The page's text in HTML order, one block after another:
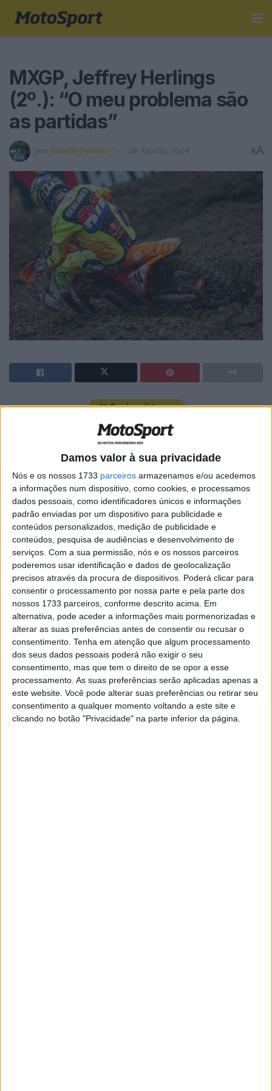
Damos valor à sua privacidade
Nós e os nossos 1733 parceiros armazenamos e/ou acedemos
a informações num dispositivo, como cookies, e processamos
dados pessoais, como identificadores únicos e informações
padrão enviadas por um dispositivo para publicidade e
conteúdos personalizados, medição de publicidade e
conteúdos, pesquisa de audiências e desenvolvimento de
serviços. Com a sua permissão, nós e os nossos parceiros
poderemos usar identificação e dados de geolocalização
precisos através da procura de dispositivos. Poderá clicar para
consentir o processamento por nossa parte e pela parte dos
nossos 1733 parceiros, conforme descrito acima. Em
alternativa, pode aceder a informações mais pormenorizadas e
alterar as suas preferências antes de consentir ou recusar o
consentimento. Tenha em atenção que algum processamento
dos seus dados pessoais poderá não exigir o seu
consentimento, mas que tem o direito de se opor a esse
processamento. As suas preferências serão aplicadas apenas a
este website. Você pode alterar suas preferências ou retirar seu
consentimento a qualquer momento voltando a este site e
clicando no botão "Privacidade" na parte inferior da página.
MXGP, Jeffrey Herlings
(2º.): “O meu problema são
as partidas”
por Ricardo Ferreira 26 Agosto, 2024 AA
🔊 Ouvir artigo
A equipa Red Bull KTM Factory chegou à Suiça depois de
ter vencido três das últimas cinco rondas, com Jeffrey
Herlings numa série de onze pódios.
Herlings teve de lutar desde os dez primeiros lugares e a
meio da tabela de classificação nas duas mangas. O
holandês foi forte e aventureiro com as suas linhas e,
embora não tenha conseguido aumentar a sua contagem
de vitórias (12 em 2024 até à data) alcançou o 2º lugar
em ambas as mangas, a sua segunda melhor pontuação
este ano. Jeffrey continua em 3º lugar no campeonato e
precisa de mais 22 pontos do que Jorge Prado para
chegar ao P2.
“Hoje foi um domingo difícil. O meu arranque foi muito
bom na primeira corrida, mas, de alguma forma, acabei
por ter de passar de 10º para 2º. Na segunda corrida –
não sei como – estava quase em último. Fiz muitas
ultrapassagens e, quando cheguei a 2º, o Tim (Gajser) já
ia longe. Na areia, podemos ir em frente e fazer um sprint